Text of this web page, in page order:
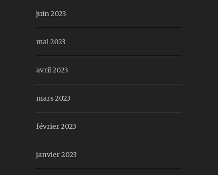
juin 2023
mai 2023
avril 2023
mars 2023
février 2023
janvier 2023